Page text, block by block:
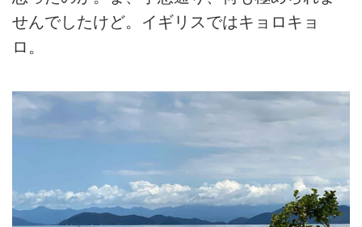
せんでしたけど。イギリスではキョロキョ
ロ。